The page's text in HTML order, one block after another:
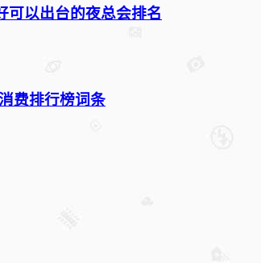
以出台的夜总会排名
费排行榜词条